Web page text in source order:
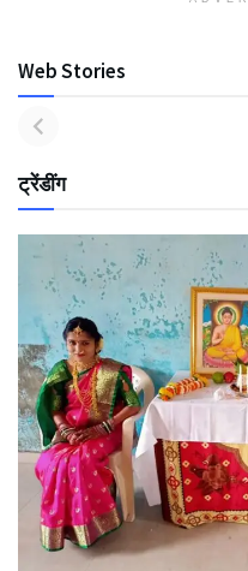
Web Stories
ट्रेंडींग